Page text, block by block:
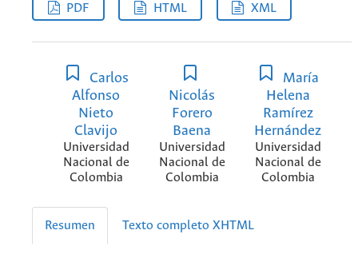
PDF HTML XML
Carlos
Alfonso
Nieto
Clavijo
Universidad
Nacional de
Colombia
Nicolás
Forero
Baena
Universidad
Nacional de
Colombia
María
Helena
Ramírez
Hernández
Universidad
Nacional de
Colombia
Resumen Texto completo XHTML